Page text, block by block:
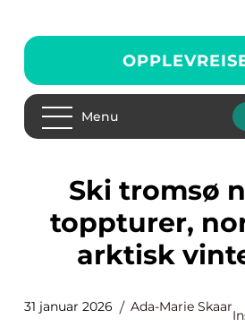
Menu
Ski tromsø norway
toppturer,
arktisk
31 januar 2026 Ada-Marie Skaar